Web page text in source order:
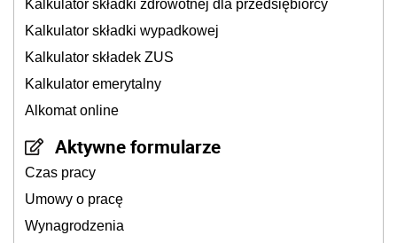
Kalkulator składki zdrowotnej dla przedsiębiorcy
Kalkulator składki wypadkowej
Kalkulator składek ZUS
Kalkulator emerytalny
Alkomat online
Aktywne formularze
Czas pracy
Umowy o pracę
Wynagrodzenia